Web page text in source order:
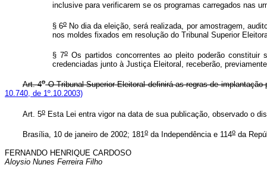
inclusive para verificarem se os programas carregados nas
§ 6o No dia da eleição, será realizada, por amostragem,
nos moldes fixados em resolução do Tribunal Superior
§ 7oOs partidos concorrentes ao pleito poderão constituir
credenciadas junto à Justiça Eleitoral, receberão,
Art. 4oO Tribunal Superior Eleitoral definirá as regras de
10.740, de 1º.10.2003)
Art. 5o Esta Lei entra vigor na data de sua publicação, observado o
Brasília, 10 de janeiro de 2002; 181o da Independência e 114o da
FERNANDO HENRIQUE CARDOSO
Aloysio Nunes Ferreira Filho